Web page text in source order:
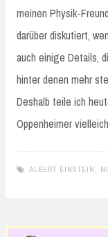
meinen Physik-
darüber diskutiert,
auch einige Details,
hinter denen mehr
Deshalb teile ich
Oppenheimer
ALBERT EINSTEIN